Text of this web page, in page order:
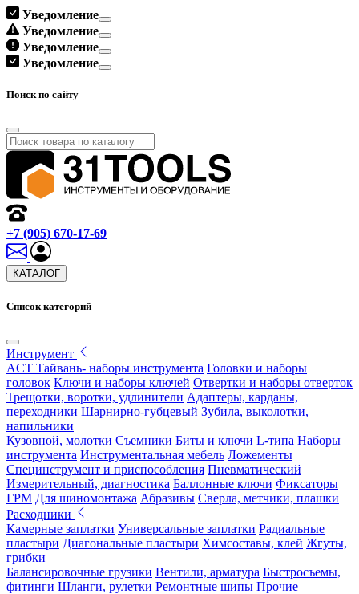
Уведомление
Уведомление
Уведомление
Уведомление
Поиск по сайту
+7 (905) 670-17-69
КАТАЛОГ
Список категорий
Инструмент
ACT Тайвань- наборы инструмента Головки и наборы
головок Ключи и наборы ключей Отвертки и наборы отверток
Трещотки, воротки, удлинители Адаптеры, карданы,
переходники Шарнирно-губцевый Зубила, выколотки,
напильники
Кузовной, молотки Съемники Биты и ключи L-типа Наборы
инструмента Инструментальная мебель Ложементы
Специнструмент и приспособления Пневматический
Измерительный, диагностика Баллонные ключи Фиксаторы
ГРМ Для шиномонтажа Абразивы Сверла, метчики, плашки
Расходники
Камерные заплатки Универсальные заплатки Радиальные
пластыри Диагональные пластыри Химсоставы, клей Жгуты,
грибки
Балансировочные грузики Вентили, арматура Быстросъемы,
фитинги Шланги, рулетки Ремонтные шипы Прочие